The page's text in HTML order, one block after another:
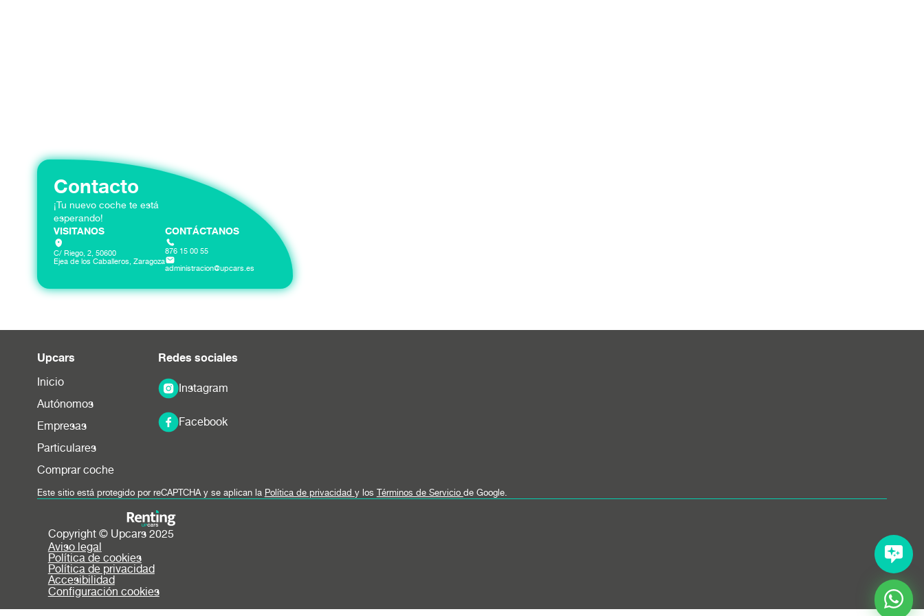
Contacto
¡Tu nuevo coche te está
esperando!
VISITANOS
C/ Riego, 2, 50600
Ejea de los Caballeros, Zaragoza
CONTÁCTANOS
876 15 00 55
administracion@upcars.es
Upcars
Inicio
Autónomos
Empresas
Particulares
Comprar coche
Redes sociales
Instagram
Facebook
Este sitio está protegido por reCAPTCHA y se aplican la Política de privacidad y los Términos de Servicio de Google.
Copyright © Upcars 2025
Aviso legal
Política de cookies
Política de privacidad
Accesibilidad
Configuración cookies